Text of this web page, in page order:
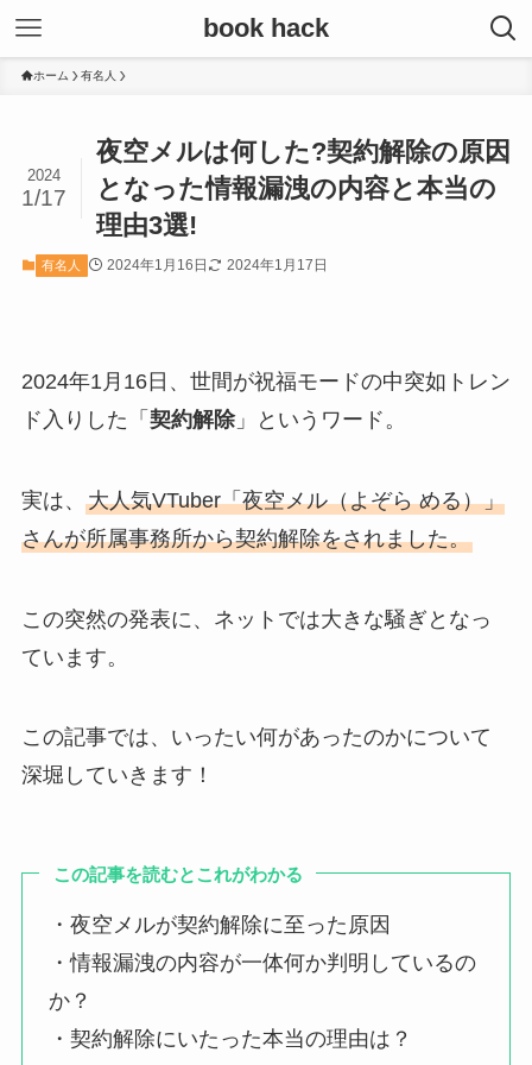
book hack
ホーム 有名人
夜空メルは何した?契約解除の原因
となった情報漏洩の内容と本当の
理由3選!
2024
1/17
有名人 2024年1月16日 2024年1月17日
2024年1月16日、世間が祝福モードの中突如トレン
ド入りした「 契約解除」というワード。
実は、 大人気VTuber「夜空メル（よぞら める）」
さんが所属事務所から契約解除をされました。
この突然の発表に、ネットでは大きな騒ぎとなっ
ています。
この記事では、いったい何があったのかについて
深堀していきます！
この記事を読むとこれがわかる
・夜空メルが契約解除に至った原因
・情報漏洩の内容が一体何か判明しているの
か？
・契約解除にいたった本当の理由は？